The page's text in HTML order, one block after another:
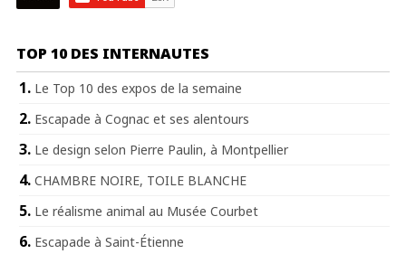
TOP 10 DES INTERNAUTES
Le Top 10 des expos de la semaine
Escapade à Cognac et ses alentours
Le design selon Pierre Paulin, à Montpellier
CHAMBRE NOIRE, TOILE BLANCHE
Le réalisme animal au Musée Courbet
Escapade à Saint-Étienne